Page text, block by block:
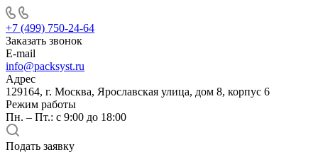
+7 (499) 750-24-64
Заказать звонок
E-mail
info@packsyst.ru
Адрес
129164, г. Москва, Ярославская улица, дом 8, корпус 6
Режим работы
Пн. – Пт.: с 9:00 до 18:00
Подать заявку